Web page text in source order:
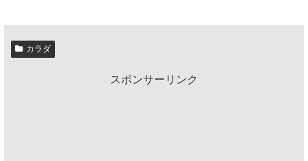
カラダ
スポンサーリンク